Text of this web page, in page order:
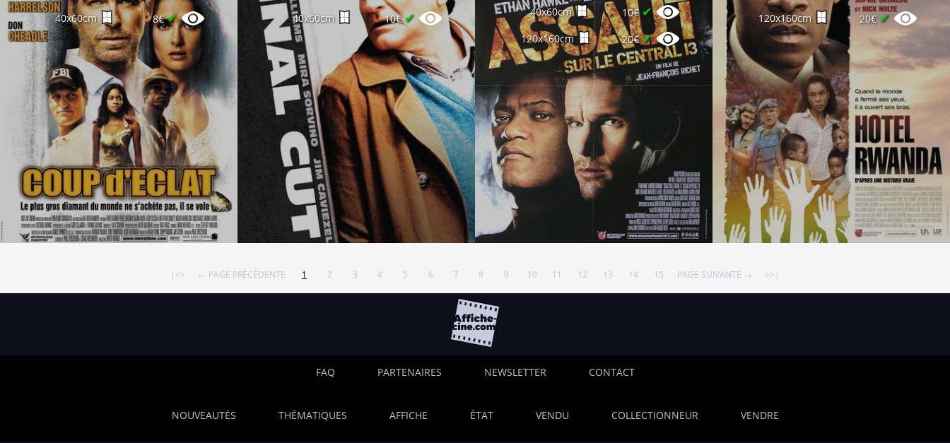
40x60cm 8€✔ 40x60cm 10€✔ 40x60cm 10€ ✔
120x160cm 20€✔
120x160cm 20€✔
|<< ← PAGE PRÉCÉDENTE 1 2 3 4 5 6 7 8 9 10 11 12 13 14 15 PAGE SUIVANTE → >>|
FAQ PARTENAIRES NEWSLETTER CONTACT
NOUVEAUTÉS THÉMATIQUES AFFICHE ÉTAT VENDU COLLECTIONNEUR VENDRE